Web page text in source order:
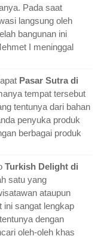
Pada saat
langsung oleh
bangunan ini
I meninggal
Pasar Sutra di
tempat tersebut
tentunya dari bahan
penyuka produk
berbagai produk
Turkish Delight di
satu yang
ataupun
ini sangat lengkap
dengan
oleh-oleh khas